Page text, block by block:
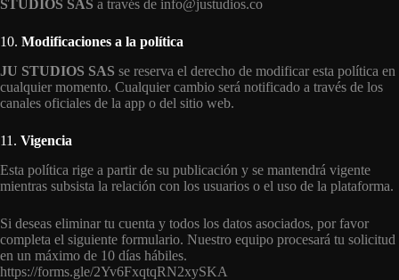
STUDIOS SAS a través de info@justudios.co
10. Modificaciones a la política
JU STUDIOS SAS se reserva el derecho de modificar esta política en
cualquier momento. Cualquier cambio será notificado a través de los
canales oficiales de la app o del sitio web.
11. Vigencia
Esta política rige a partir de su publicación y se mantendrá vigente
mientras subsista la relación con los usuarios o el uso de la plataforma.
Si deseas eliminar tu cuenta y todos los datos asociados, por favor
completa el siguiente formulario. Nuestro equipo procesará tu solicitud
en un máximo de 10 días hábiles.
https://forms.gle/2Yv6FxqtqRN2xySKA